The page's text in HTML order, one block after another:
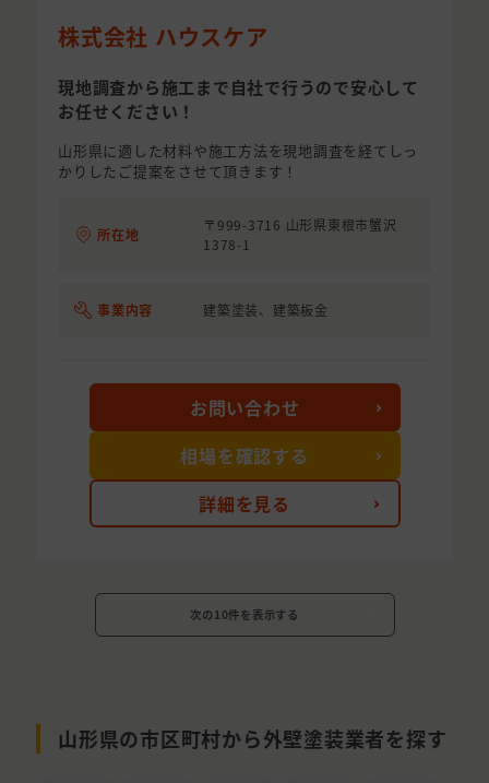
株式会社 ハウスケア
現地調査から施工まで自社で行うので安心して
お任せください！
山形県に適した材料や施工方法を現地調査を経てしっ
かりしたご提案をさせて頂きます！
所在地
〒999-3716 山形県東根市蟹沢
1378-1
事業内容 建築塗装、建築板金
詳細を見る
お問い合わせ
相場を確認する
次の10件を表示する
山形県の市区町村から外壁塗装業者を探す